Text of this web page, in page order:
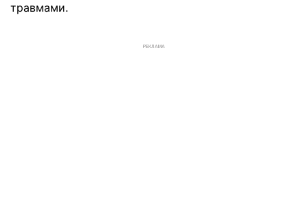
травмами.
РЕКЛАМА